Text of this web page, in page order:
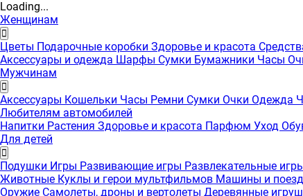
Loading...
Женщинам
Цветы Подарочные коробки Здоровье и красота
Аксессуары и одежда Шарфы Сумки Бумажники Часы
Мужчинам
Аксессуары Кошельки Часы Ремни Сумки Очки Одежда
Любителям автомобилей
Напитки Растения Здоровье и красота Парфюм Уход
Для детей
Подушки Игры Развивающие игры Развлекательные
Животные Куклы и герои мультфильмов Машины и
Оружие Самолеты, дроны и вертолеты Деревянные